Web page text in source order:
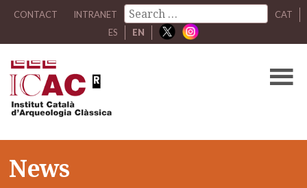
CONTACT INTRANET
CAT
ES
EN
News